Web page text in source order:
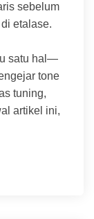
sebelum
etalase.
satu hal—
tone
tuning,
artikel ini,